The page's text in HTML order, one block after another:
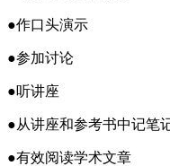
●作口头演示
●参加讨论
●听讲座
●从讲座和参考书中记笔
●有效阅读学术文章